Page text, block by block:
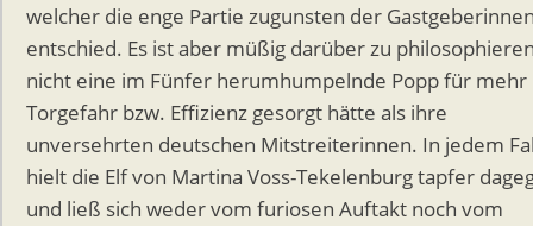
welcher die enge Partie zugunsten der
entschied. Es ist aber müßig darüber zu
nicht eine im Fünfer herumhumpelnde Popp für mehr
Torgefahr bzw. Effizienz gesorgt hätte als ihre
unversehrten deutschen Mitstreiterinnen. In jedem
hielt die Elf von Martina Voss-Tekelenburg tapfer
und ließ sich weder vom furiosen Auftakt noch vom